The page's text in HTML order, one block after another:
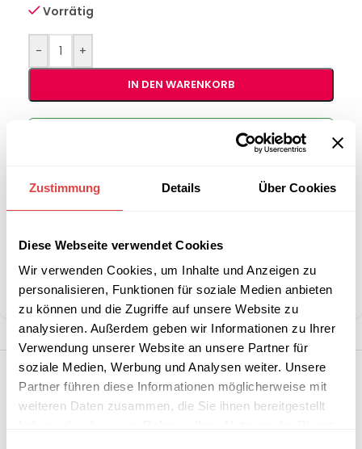
Zustimmung Details Über Cookies
Diese Webseite verwendet Cookies
Wir verwenden Cookies, um Inhalte und Anzeigen zu
personalisieren, Funktionen für soziale Medien anbieten
zu können und die Zugriffe auf unsere Website zu
analysieren. Außerdem geben wir Informationen zu Ihrer
Verwendung unserer Website an unsere Partner für
soziale Medien, Werbung und Analysen weiter. Unsere
Partner führen diese Informationen möglicherweise mit
weiteren Daten zusammen, die Sie ihnen bereitgestellt
Vorrätig
- +
IN DEN WARENKORB
B2B-Angebot
anfordern
Kategorie: Servietten
Marke:Gastro Uzal
Teilen: